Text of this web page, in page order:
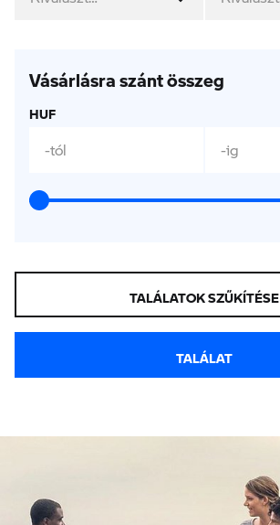
Vásárlásra szánt összeg
HUF
-tól
-ig
TALÁLATOK SZŰKÍTÉSE
TALÁLAT